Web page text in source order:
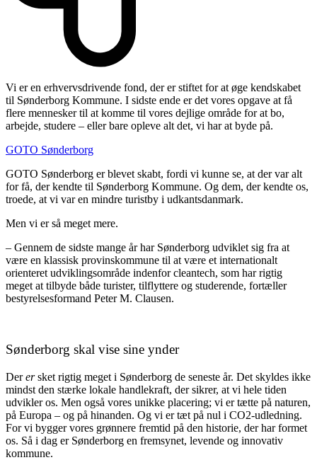
Vi er en erhvervsdrivende fond, der er stiftet for at øge kendskabet
til Sønderborg Kommune. I sidste ende er det vores opgave at få
flere mennesker til at komme til vores dejlige område for at bo,
arbejde, studere – eller bare opleve alt det, vi har at byde på.
GOTO Sønderborg
GOTO Sønderborg er blevet skabt, fordi vi kunne se, at der var alt
for få, der kendte til Sønderborg Kommune. Og dem, der kendte os,
troede, at vi var en mindre turistby i udkantsdanmark.
Men vi er så meget mere.
– Gennem de sidste mange år har Sønderborg udviklet sig fra at
være en klassisk provinskommune til at være et internationalt
orienteret udviklingsområde indenfor cleantech, som har rigtig
meget at tilbyde både turister, tilflyttere og studerende, fortæller
bestyrelsesformand Peter M. Clausen.
Sønderborg skal vise sine ynder
Derersket rigtig meget i Sønderborg de seneste år. Det skyldes ikke
mindst den stærke lokale handlekraft, der sikrer, at vi hele tiden
udvikler os. Men også vores unikke placering; vi er tætte på naturen,
på Europa – og på hinanden. Og vi er tæt på nul i CO2-udledning.
For vi bygger vores grønnere fremtid på den historie, der har formet
os. Så i dag er Sønderborg en fremsynet, levende og innovativ
kommune.